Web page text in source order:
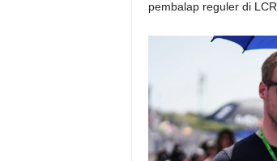
pembalap reguler di LCR.